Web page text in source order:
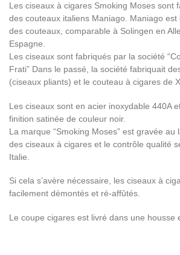
Les ciseaux à cigares Smoking Moses sont
des couteaux italiens Maniago. Maniago est
des couteaux, comparable à Solingen en
Espagne.
Les ciseaux sont fabriqués par la société
Frati” Dans le passé, la société fabriquait
(ciseaux pliants) et le couteau à cigares de
Les ciseaux sont en acier inoxydable 440A
finition satinée de couleur noir.
La marque “Smoking Moses” est gravée au
des ciseaux à cigares et le contrôle qualité
Italie.
Si cela s’avère nécessaire, les ciseaux à
facilement démontés et ré-affûtés.
Le coupe cigares est livré dans une housse